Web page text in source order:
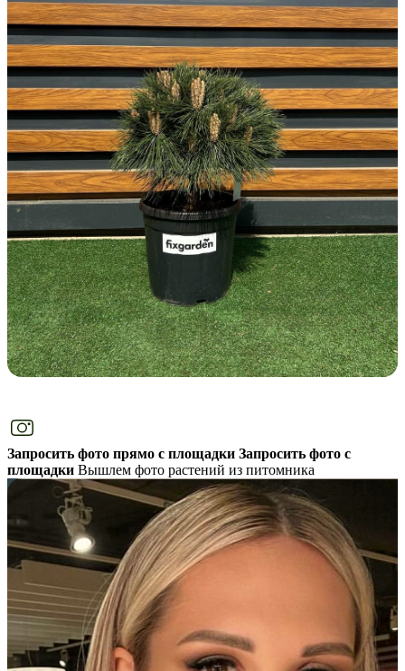
Запросить фото прямо с площадки Запросить фото с
площадки Вышлем фото растений из питомника